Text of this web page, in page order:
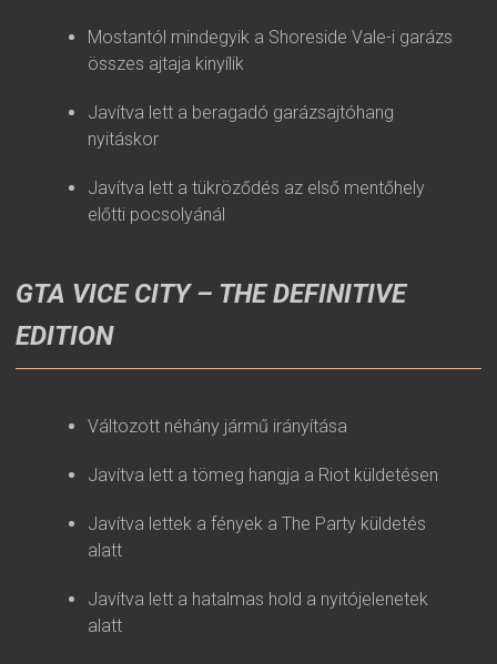
Mostantól mindegyik a Shoreside Vale-i garázs
összes ajtaja kinyílik
Javítva lett a beragadó garázsajtóhang
nyitáskor
Javítva lett a tükröződés az első mentőhely
előtti pocsolyánál
GTA VICE CITY – THE DEFINITIVE
EDITION
Változott néhány jármű irányítása
Javítva lett a tömeg hangja a Riot küldetésen
Javítva lettek a fények a The Party küldetés
alatt
Javítva lett a hatalmas hold a nyitójelenetek
alatt